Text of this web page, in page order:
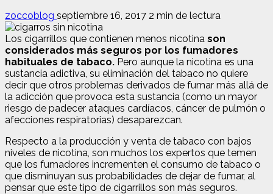
zoccoblog septiembre 16, 2017 2 min de lectura
Los cigarrillos que contienen menos nicotina son
considerados más seguros por los fumadores
habituales de tabaco. Pero aunque la nicotina es una
sustancia adictiva, su eliminación del tabaco no quiere
decir que otros problemas derivados de fumar más allá de
la adicción que provoca esta sustancia (como un mayor
riesgo de padecer ataques cardíacos, cáncer de pulmón o
afecciones respiratorias) desaparezcan.
Respecto a la producción y venta de tabaco con bajos
niveles de nicotina, son muchos los expertos que temen
que los fumadores incrementen el consumo de tabaco o
que disminuyan sus probabilidades de dejar de fumar, al
pensar que este tipo de cigarrillos son más seguros.